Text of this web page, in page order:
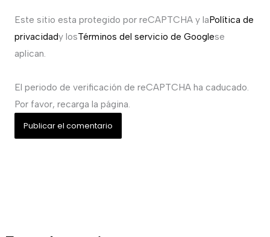
Este sitio esta protegido por reCAPTCHA y laPolítica de
privacidady losTérminos del servicio de Googlese
aplican.
El periodo de verificación de reCAPTCHA ha caducado.
Por favor, recarga la página.